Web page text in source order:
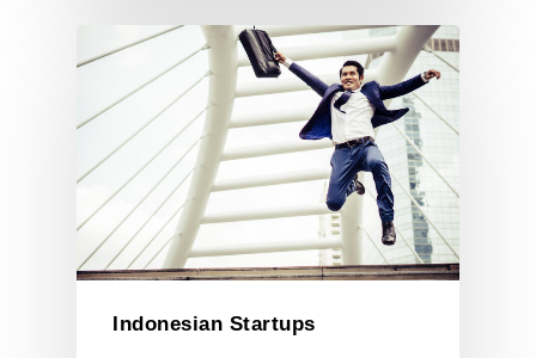
Indonesian Startups